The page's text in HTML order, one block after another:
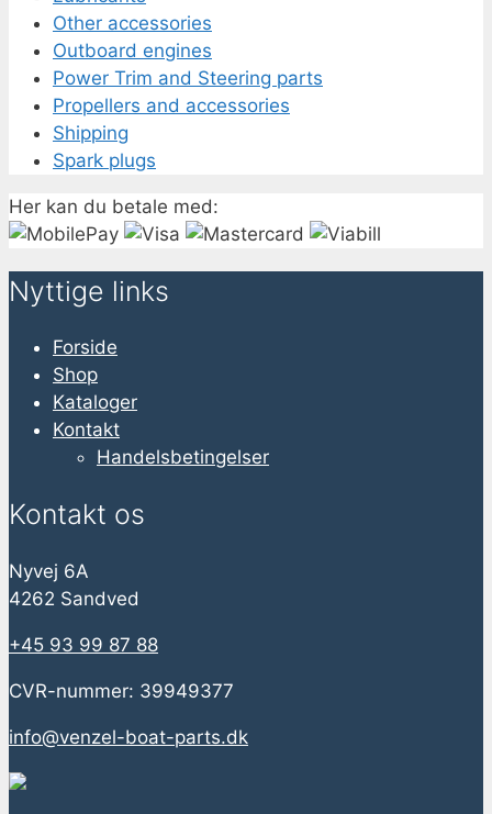
Other accessories
Outboard engines
Power Trim and Steering parts
Propellers and accessories
Shipping
Spark plugs
Her kan du betale med:
Nyttige links
Forside
Shop
Kataloger
Kontakt
Handelsbetingelser
Kontakt os
Nyvej 6A
4262 Sandved
+45 93 99 87 88
CVR-nummer: 39949377
info@venzel-boat-parts.dk